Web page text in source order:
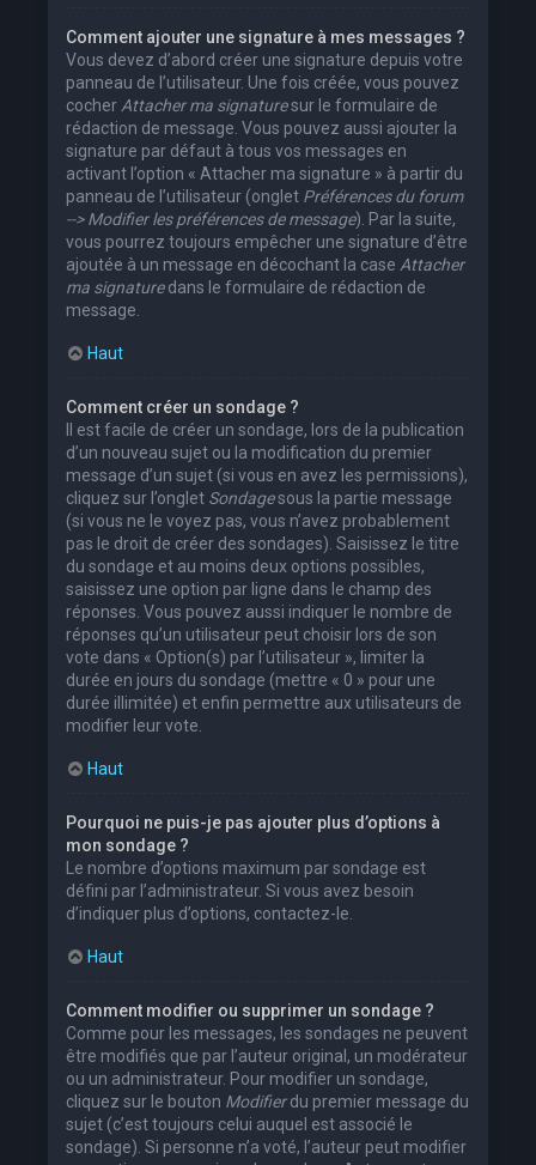
Comment ajouter une signature à mes messages ?
Vous devez d’abord créer une signature depuis votre
panneau de l’utilisateur. Une fois créée, vous pouvez
cocher Attacher ma signaturesur le formulaire de
rédaction de message. Vous pouvez aussi ajouter la
signature par défaut à tous vos messages en
activant l’option « Attacher ma signature » à partir du
panneau de l’utilisateur (onglet Préférences du forum
--> Modifier les préférences de message). Par la suite,
vous pourrez toujours empêcher une signature d’être
ajoutée à un message en décochant la case Attacher
ma signaturedans le formulaire de rédaction de
message.
Haut
Comment créer un sondage ?
Il est facile de créer un sondage, lors de la publication
d’un nouveau sujet ou la modification du premier
message d’un sujet (si vous en avez les permissions),
cliquez sur l’onglet Sondagesous la partie message
(si vous ne le voyez pas, vous n’avez probablement
pas le droit de créer des sondages). Saisissez le titre
du sondage et au moins deux options possibles,
saisissez une option par ligne dans le champ des
réponses. Vous pouvez aussi indiquer le nombre de
réponses qu’un utilisateur peut choisir lors de son
vote dans « Option(s) par l’utilisateur », limiter la
durée en jours du sondage (mettre « 0 » pour une
durée illimitée) et enfin permettre aux utilisateurs de
modifier leur vote.
Haut
Pourquoi ne puis-je pas ajouter plus d’options à
mon sondage ?
Le nombre d’options maximum par sondage est
défini par l’administrateur. Si vous avez besoin
d’indiquer plus d’options, contactez-le.
Haut
Comment modifier ou supprimer un sondage ?
Comme pour les messages, les sondages ne peuvent
être modifiés que par l’auteur original, un modérateur
ou un administrateur. Pour modifier un sondage,
cliquez sur le bouton Modifierdu premier message du
sujet (c’est toujours celui auquel est associé le
sondage). Si personne n’a voté, l’auteur peut modifier